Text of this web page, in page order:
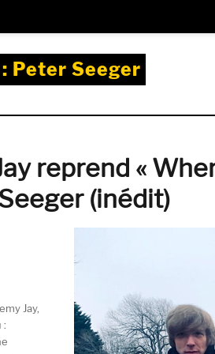
Peter Seeger
reprend «
(inédit)
Jay,
: